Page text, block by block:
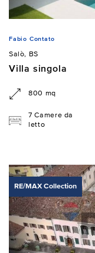
Fabio Contato
Salò, BS
Villa singola
800 mq
7 Camere da
letto
RE/MAX Collection